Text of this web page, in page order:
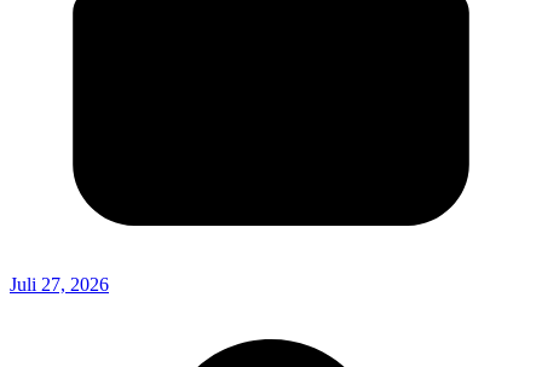
Juli 27, 2026